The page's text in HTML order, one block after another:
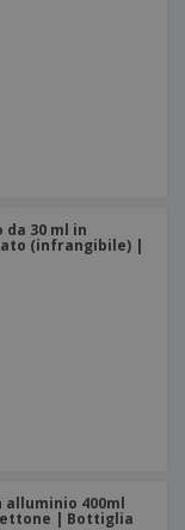
30 ml in
(infrangibile) |
400ml
| Bottiglia